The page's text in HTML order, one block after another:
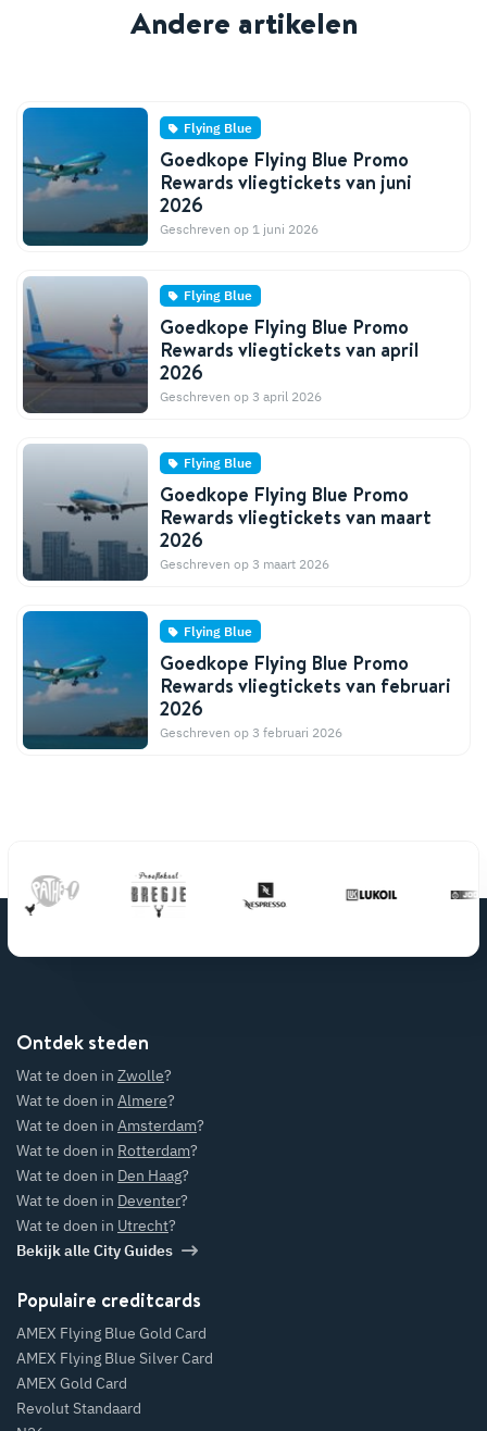
Andere artikelen
Flying Blue
Goedkope Flying Blue Promo
Rewards vliegtickets van juni
2026
Geschreven op 1 juni 2026
Flying Blue
Goedkope Flying Blue Promo
Rewards vliegtickets van april
2026
Geschreven op 3 april 2026
Flying Blue
Goedkope Flying Blue Promo
Rewards vliegtickets van maart
2026
Geschreven op 3 maart 2026
Flying Blue
Goedkope Flying Blue Promo
Rewards vliegtickets van februari
2026
Geschreven op 3 februari 2026
Ontdek steden
Wat te doen in Zwolle?
Wat te doen in Almere?
Wat te doen in Amsterdam?
Wat te doen in Rotterdam?
Wat te doen in Den Haag?
Wat te doen in Deventer?
Wat te doen in Utrecht?
Bekijk alle City Guides
Populaire creditcards
AMEX Flying Blue Gold Card
AMEX Flying Blue Silver Card
AMEX Gold Card
Revolut Standaard